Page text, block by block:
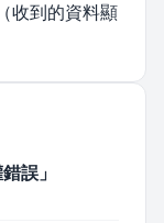
收到的資料顯
誤」